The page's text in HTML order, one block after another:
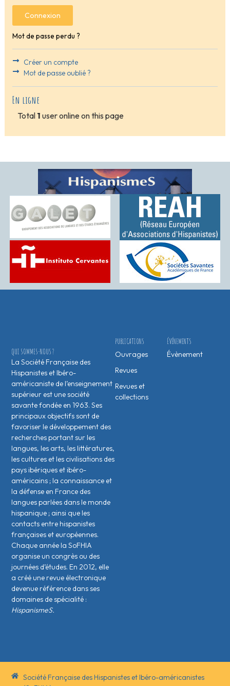
Connexion
Mot de passe perdu ?
Créer un compte
Mot de passe oublié ?
En ligne
Total 1 user online on this page
ÉVÉNEMENTS
Évènement
PUBLICATIONS
Ouvrages
Revues
Revues et
collections
QUI SOMMES-NOUS ?
La Société Française des
Hispanistes et Ibéro-
américaniste de l’enseignement
supérieur est une société
savante fondée en 1963. Ses
principaux objectifs sont de
favoriser le développement des
recherches portant sur les
langues, les arts, les littératures,
les cultures et les civilisations des
pays ibériques et ibéro-
américains ; la connaissance et
la défense en France des
langues parlées dans le monde
hispanique ; ainsi que les
contacts entre hispanistes
français·es et européen·nes.
Chaque année la SoFHIA
organise un congrès ou des
journées d’études. En 2012, elle
a créé une revue électronique
devenue référence dans ses
domaines de spécialité :
HispanismeS.
Société Française des Hispanistes et Ibéro-américanistes